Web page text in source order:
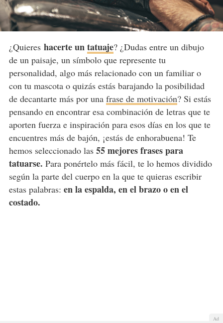
¿Quieres hacerte untatuaje? ¿Dudas entre un dibujo
de un paisaje, un símbolo que represente tu
personalidad, algo más relacionado con un familiar o
con tu mascota o quizás estás barajando la posibilidad
de decantarte más por una frase de motivación? Si estás
pensando en encontrar esa combinación de letras que te
aporten fuerza e inspiración para esos días en los que te
encuentres más de bajón, ¡estás de enhorabuena! Te
hemos seleccionado las 55 mejores frases para
tatuarse. Para ponértelo más fácil, te lo hemos dividido
según la parte del cuerpo en la que te quieras escribir
estas palabras: en la espalda, en el brazo o en el
costado.
Ad